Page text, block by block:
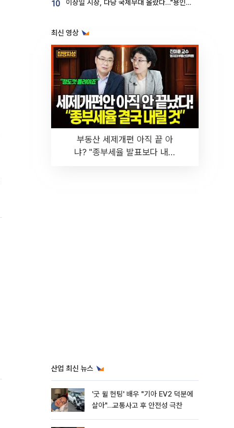
10 이상일 시장, 다낭 국제무대 올랐다…"용인, 세계 최대 반도체 도시 된다"
최신 영상
부동산 세제개편 아직 끝 아
냐? "종부세율 발표보다 내릴
산업 최신 뉴스
'굿 윌 헌팅' 배우 "기아 EV2 덕분에
살아"…교통사고 후 안전성 극찬